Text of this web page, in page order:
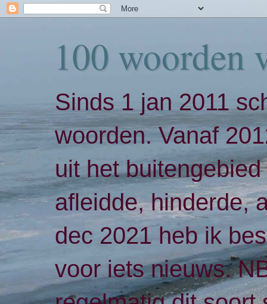
100 woorden
Sinds 1 jan 2011
woorden. Vanaf
uit het
afleidde, hinderde,
dec 2021 heb ik
voor iets nieuws.